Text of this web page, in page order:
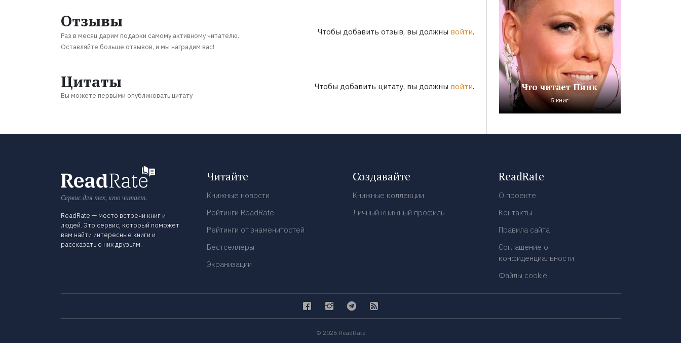
Отзывы
Раз в месяц дарим подарки самому активному читателю.
Оставляйте больше отзывов, и мы наградим вас!
Чтобы добавить отзыв, вы должны войти.
Цитаты
Вы можете первыми опубликовать цитату
Чтобы добавить цитату, вы должны войти. Что читает Пинк
5 книг
Сервис для тех, кто читает.
ReadRate — место встречи книг и
людей. Это сервис, который поможет
вам найти интересные книги и
рассказать о них друзьям.
Читайте
Книжные новости
Рейтинги ReadRate
Рейтинги от знаменитостей
Бестселлеры
Экранизации
Создавайте
Книжные коллекции
Личный книжный профиль
ReadRate
О проекте
Контакты
Правила сайта
Соглашение о
конфиденциальности
Файлы cookie
© 2026 ReadRate